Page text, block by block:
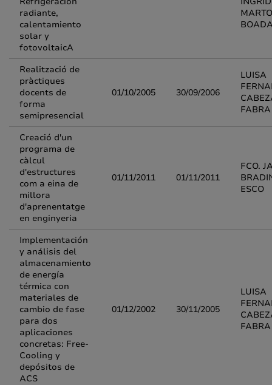
radiante,
calentamiento
solar y
fotovoltaicA
Realització de
pràctiques
docents de
forma
semipresencial
01/10/2005 30/09/2006
LUISA
FABRA
Creació d'un
programa de
càlcul
d'estructures
com a eina de
millora
d'aprenentatge
en enginyeria
01/11/2011 01/11/2011
FCO.
ESCO
Implementación
y análisis del
almacenamiento
de energía
térmica con
materiales de
cambio de fase
para dos
aplicaciones
concretas: Free-
Cooling y
depósitos de
ACS
01/12/2002 30/11/2005
LUISA
FABRA